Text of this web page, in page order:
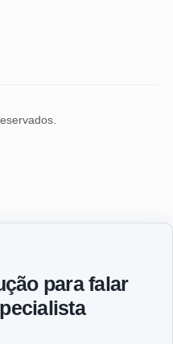
para falar